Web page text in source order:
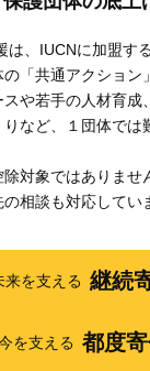
は、IUCNに加盟す
「共通アクション
や若手の人材育成
など、１団体では
対象ではありませ
相談も対応してい
来を支える 継続
を支える 都度